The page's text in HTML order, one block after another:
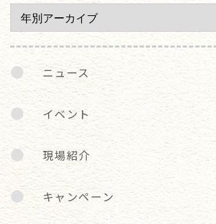
ニュース
イベント
現場紹介
キャンペーン